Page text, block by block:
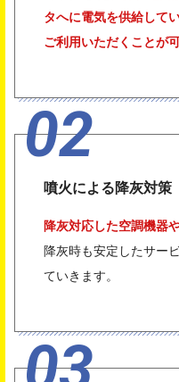
タへに電気を供給して
ご利用いただくことが
噴火による降灰対策
降灰対応した空調機器
降灰時も安定したサー
ていきます。